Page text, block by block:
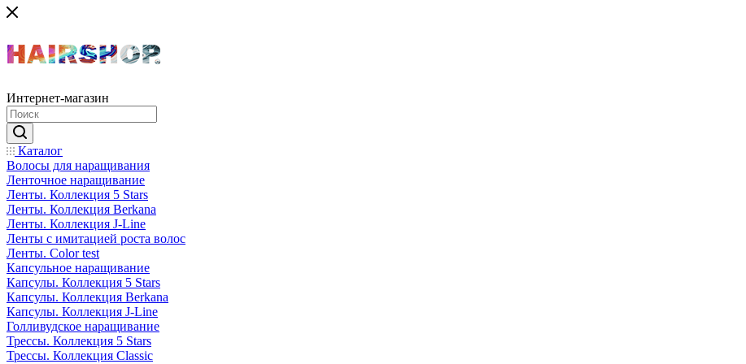
Интернет-магазин
Каталог
Волосы для наращивания
Ленточное наращивание
Ленты. Коллекция 5 Stars
Ленты. Коллекция Berkana
Ленты. Коллекция J-Line
Ленты с имитацией роста волос
Ленты. Color test
Капсульное наращивание
Капсулы. Коллекция 5 Stars
Капсулы. Коллекция Berkana
Капсулы. Коллекция J-Line
Голливудское наращивание
Трессы. Коллекция 5 Stars
Трессы. Коллекция Classic